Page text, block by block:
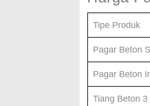
Tipe Produk
Pagar Beton
Pagar Beton
Tiang Beton 3